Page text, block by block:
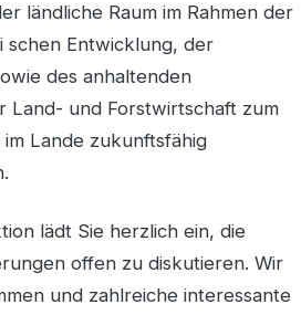
ländliche Raum im Rahmen der
schen Entwicklung, der
des anhaltenden
Land- und Forstwirtschaft zum
Lande zukunftsfähig
lädt Sie herzlich ein, die
offen zu diskutieren. Wir
und zahlreiche interessante